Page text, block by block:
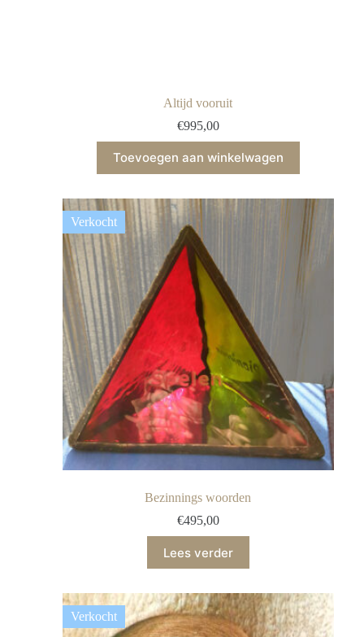
Altijd vooruit
€995,00
Toevoegen aan winkelwagen
Verkocht
Bezinnings woorden
€495,00
Lees verder
Verkocht